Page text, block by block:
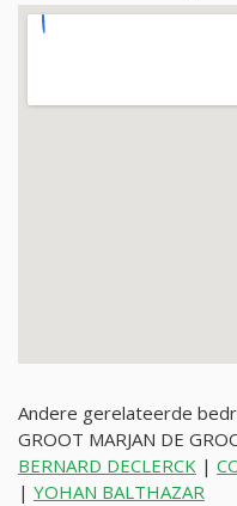
Andere gerelateerde
GROOT MARJAN DE
BERNARD DECLERCK |
| YOHAN BALTHAZAR